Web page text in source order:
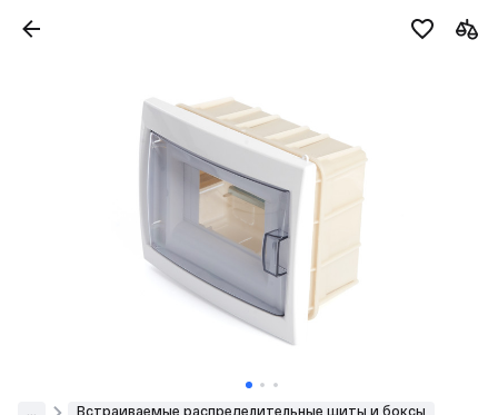
Встраиваемые распределительные щиты и боксы